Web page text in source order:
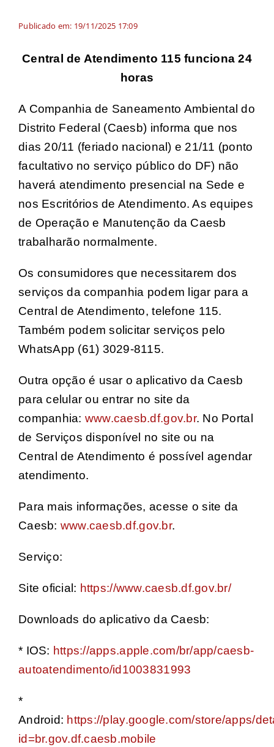
Publicado em: 19/11/2025 17:09
Central de Atendimento 115 funciona 24
horas
A Companhia de Saneamento Ambiental do
Distrito Federal (Caesb) informa que nos
dias 20/11 (feriado nacional) e 21/11 (ponto
facultativo no serviço público do DF) não
haverá atendimento presencial na Sede e
nos Escritórios de Atendimento. As equipes
de Operação e Manutenção da Caesb
trabalharão normalmente.
Os consumidores que necessitarem dos
serviços da companhia podem ligar para a
Central de Atendimento, telefone 115.
Também podem solicitar serviços pelo
WhatsApp (61) 3029-8115.
Outra opção é usar o aplicativo da Caesb
para celular ou entrar no site da
companhia: www.caesb.df.gov.br. No Portal
de Serviços disponível no site ou na
Central de Atendimento é possível agendar
atendimento.
Para mais informações, acesse o site da
Caesb: www.caesb.df.gov.br.
Serviço:
Site oficial: https://www.caesb.df.gov.br/
Downloads do aplicativo da Caesb:
* IOS: https://apps.apple.com/br/app/caesb-
autoatendimento/id1003831993
*
Android: https://play.google.com/store/apps/
id=br.gov.df.caesb.mobile